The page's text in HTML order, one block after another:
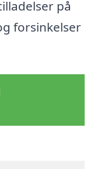
på
forsinkelser